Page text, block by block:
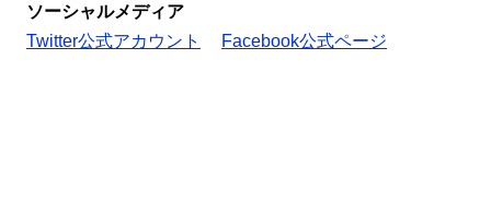
ソーシャルメディア
Twitter公式アカウント
Facebook公式ページ